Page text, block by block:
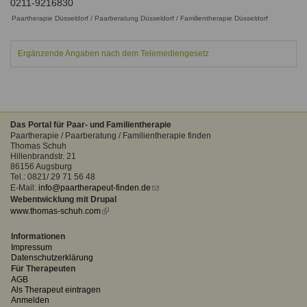
Qualitätssicherung
Familienthemen
Systemischer Ansatz
Veranstaltungen
Seminare und Kurse
Fortbildungen
Ausbildungsinstitute
Information über Qualifikation
Passwort
vergessen?
Anmelden
Sitemap
Formular zur Registrierung
0211-9216830
Paartherapie Düsseldorf / Paarberatung Düsseldorf / Familientherapie Düsseldorf
Ergänzende Angaben nach dem Telemediengesetz
Das Portal für Paar- und Familientherapie
Paartherapie / Paarberatung / Familientherapie finden
Thomas Schuh
Hillenbrandstr. 21
86156 Augsburg
Tel.: 0821/ 29 71 56 48
E-Mail: info@paartherapeut-finden.de (link
Webentwicklung mit Drupal
www.thomas-schuh.com(link
Informationen
Impressum
Datenschutzerklärung
Für Therapeuten
AGB
Als Therapeut eintragen
Anmelden